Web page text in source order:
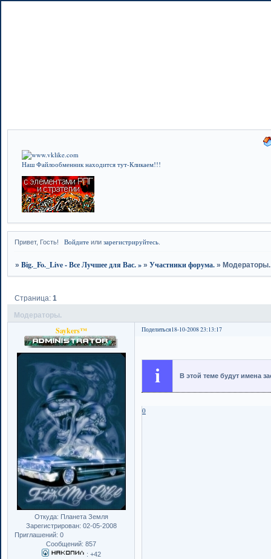
Наш Файлообменник находится тут-Кликаем!!!
Привет, Гость! Войдитеили зарегистрируйтесь.
»Big._Fo._Live - Все Лучшее для Вас. » »Участники форума. »Модераторы.
Модераторы.
Страница:1
Поделиться18-10-2008 23:13:17
Saykers™
Откуда: Планета Земля
Зарегистрирован: 02-05-2008
Приглашений: 0
Сообщений: 857
: +42
i В этой теме будут имена
0